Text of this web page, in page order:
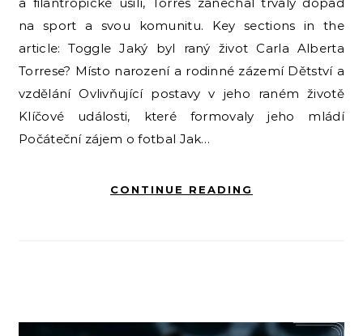
na sport a svou komunitu. Key sections in the
article: Toggle Jaký byl raný život Carla Alberta
Torrese? Místo narození a rodinné zázemí Dětství a
vzdělání Ovlivňující postavy v jeho raném životě
Klíčové události, které formovaly jeho mládí
Počáteční zájem o fotbal Jak…
CONTINUE READING